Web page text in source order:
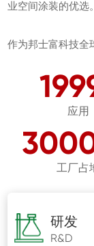
业空间涂装的优选。
作为邦士富科技全
建材创新” 的使命
应用
工厂占
研发
R&D